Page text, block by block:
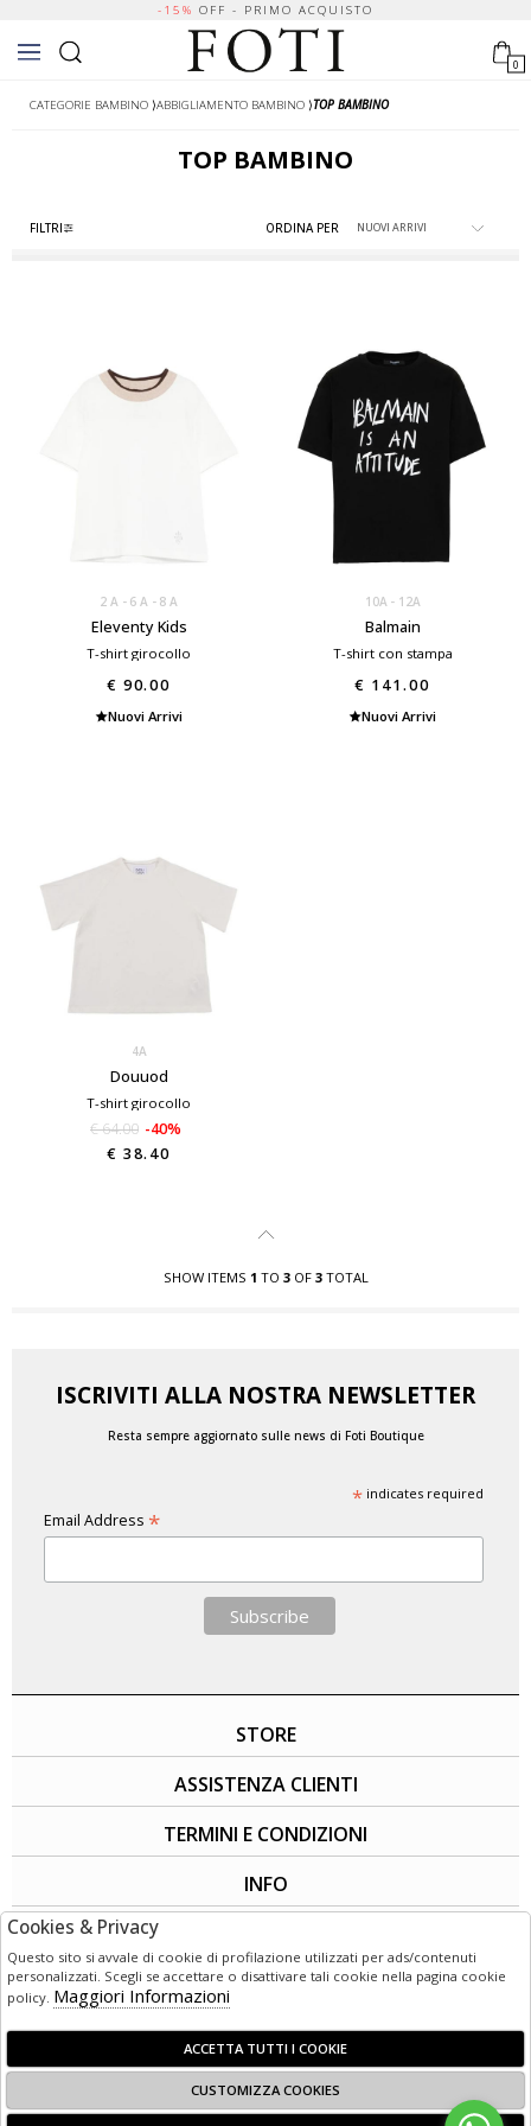
-15% OFF - PRIMO ACQUISTO
0
CATEGORIE BAMBINO ⟩ABBIGLIAMENTO BAMBINO ⟩TOP BAMBINO
TOP BAMBINO
FILTRI ORDINA PER
2 A 6 A 8 A
Eleventy Kids
T-shirt girocollo
€ 90.00
Nuovi Arrivi
10A 12A
Balmain
T-shirt con stampa
€ 141.00
Nuovi Arrivi
4A
Douuod
T-shirt girocollo
€ 64.00 -40%
€ 38.40
SHOW ITEMS 1 TO 3OF 3TOTAL
ISCRIVITI ALLA NOSTRA NEWSLETTER
Resta sempre aggiornato sulle news di Foti Boutique
*indicates required
Email Address *
STORE
ASSISTENZA CLIENTI
TERMINI E CONDIZIONI
INFO
© 1949 - 2026 | LG3 Retail - Corso Garibaldi 50 - 89125 Reggio
Cookies & Privacy
Questo sito si avvale di cookie di profilazione utilizzati per ads/contenuti
personalizzati. Scegli se accettare o disattivare tali cookie nella pagina cookie
policy. Maggiori Informazioni
ACCETTA TUTTI I COOKIE
CUSTOMIZZA COOKIES